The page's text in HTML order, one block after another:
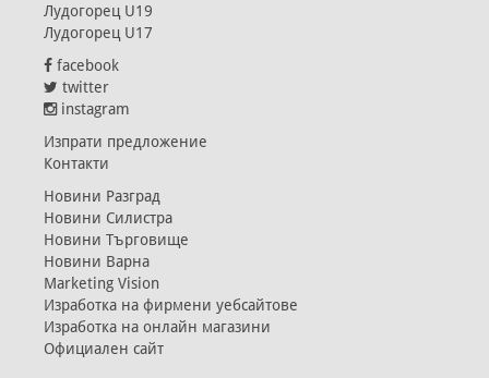
Лудогорец U19
Лудогорец U17
facebook
twitter
instagram
Изпрати предложение
Контакти
Новини Разград
Новини Силистра
Новини Търговище
Новини Варна
Marketing Vision
Изработка на фирмени уебсайтове
Изработка на онлайн магазини
Официален сайт